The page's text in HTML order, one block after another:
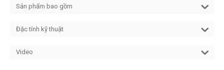
Sản phẩm bao gồm
Đặc tính kỹ thuật
Video